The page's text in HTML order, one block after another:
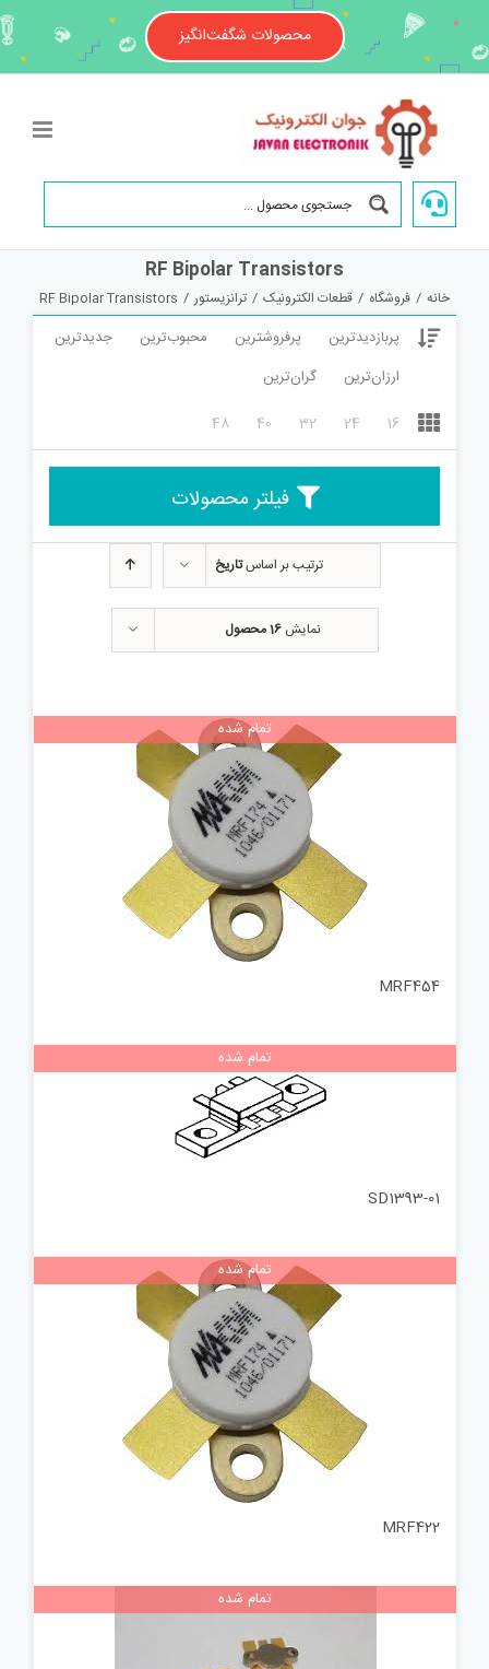
content
محصولات شگفت‌انگیز
RF Bipolar Transistors
خانه / فروشگاه / قطعات الکترونیک / ترانزیستور /
RF Bipolar Transistors
پربازدیدترین پرفروشترین محبوب‌ترین
جدیدترین
ارزان‌ترین
گران‌ترین
16
24
32
40
48
فیلتر محصولات
ترتیب بر اساستاریخ
نمایش16 محصول
تمام شده
MRF454
تمام شده
SD1393-01
تمام شده
MRF422
تمام شده